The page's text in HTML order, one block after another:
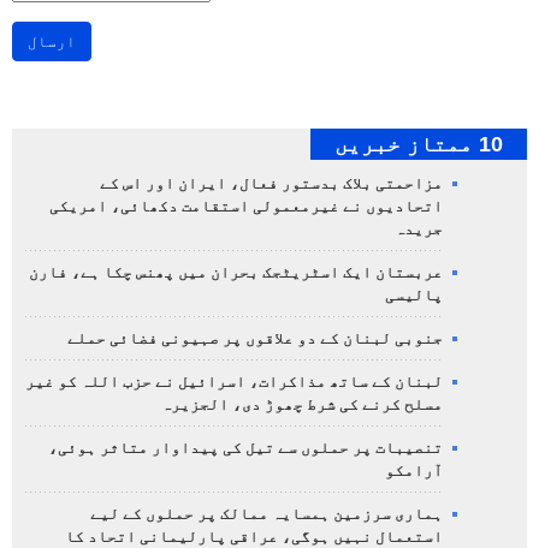
ارسال
10 ممتاز خبریں
مزاحمتی بلاک بدستور فعال، ایران اور اس کے
اتحادیوں نے غیرمعمولی استقامت دکھائی، امریکی
جریدہ
عربستان ایک اسٹریٹجک بحران میں پھنس چکا ہے، فارن
پالیسی
جنوبی لبنان کے دو علاقوں پر صہیونی فضائی حملے
لبنان کے ساتھ مذاکرات، اسرائیل نے حزب اللہ کو غیر
مسلح کرنے کی شرط چھوڑ دی، الجزیرہ
تنصیبات پر حملوں سے تیل کی پیداوار متاثر ہوئی،
آرامکو
ہماری سرزمین ہمسایہ ممالک پر حملوں کے لیے
استعمال نہیں ہوگی، عراقی پارلیمانی اتحاد کا